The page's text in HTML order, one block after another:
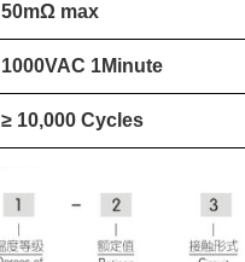
50mΩ max
1000VAC 1Minute
≥ 10,000 Cycles